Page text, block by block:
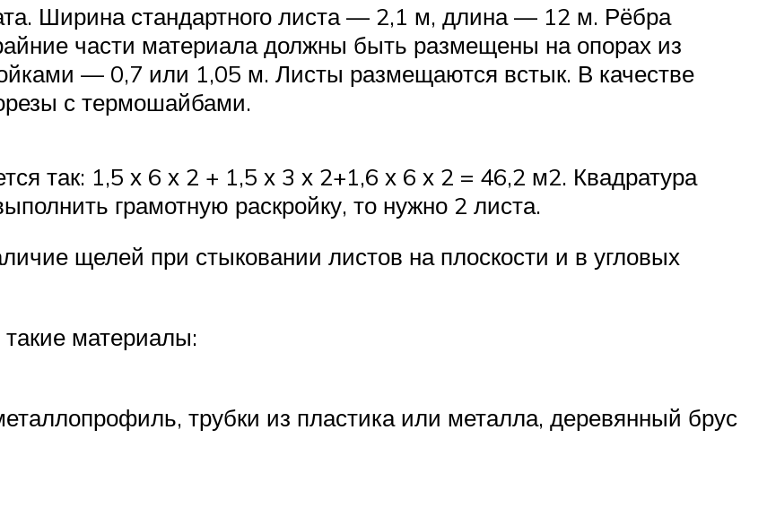
Ширина стандартного листа — 2,1 м, длина — 12 м. Рёбра
части материала должны быть размещены на опорах из
— 0,7 или 1,05 м. Листы размещаются встык. В качестве
с термошайбами.
так: 1,5 х 6 х 2 + 1,5 х 3 х 2+1,6 х 6 х 2 = 46,2 м2. Квадратура
грамотную раскройку, то нужно 2 листа.
щелей при стыковании листов на плоскости и в угловых
материалы:
трубки из пластика или металла, деревянный брус